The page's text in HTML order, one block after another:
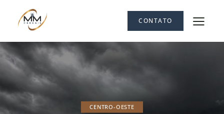
CONTATO
CENTRO-OESTE